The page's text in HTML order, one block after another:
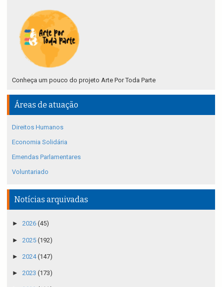
Conheça um pouco do projeto Arte Por Toda Parte
Áreas de atuação
Direitos Humanos
Economia Solidária
Emendas Parlamentares
Voluntariado
Notícias arquivadas
► 2026 (45)
► 2025 (192)
► 2024(147)
► 2023 (173)